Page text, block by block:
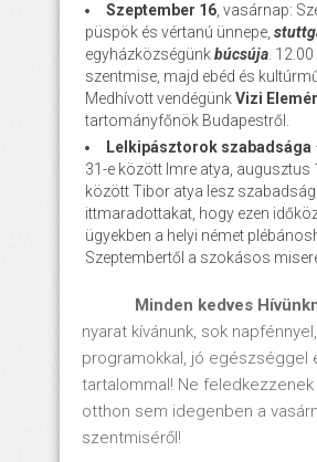
Szeptember 16 , vasárnap:
püspök és vértanú ünnepe,
egyházközségünkbúcsúja .
szentmise, majd ebéd és
Medhívott vendégünkVizi
tartományfőnök Budapestről.
Lelkipásztorok szabadsága
31-e között Imre atya, augusztus
között Tibor atya lesz
ittmaradottakat, hogy ezen
ügyekben a helyi német
Szeptembertől a szokásos
Minden kedves
nyarat kívánunk, sok
programokkal, jó egészséggel
tartalommal! Ne
otthon sem idegenben a
szentmiséről!